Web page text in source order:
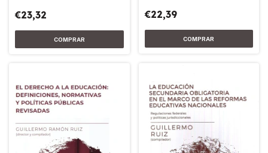
€23,32 €22,39